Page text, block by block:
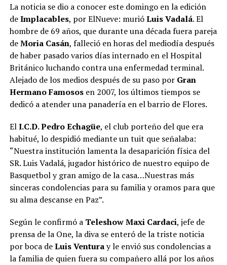
La noticia se dio a conocer este domingo en la edición
deImplacables, por ElNueve: murióLuis Vadalá. El
hombre de 69 años, que durante una década fuera pareja
deMoria Casán, falleció en horas del mediodía después
de haber pasado varios días internado en el Hospital
Británico luchando contra una enfermedad terminal.
Alejado de los medios después de su paso por Gran
Hermano Famososen 2007, los últimos tiempos se
dedicó a atender una panadería en el barrio de Flores.
ElI.C.D. Pedro Echagüe, el club porteño del que era
habitué, lo despidió mediante un tuit que señalaba:
“Nuestra institución lamenta la desaparición física del
SR. Luis Vadalá, jugador histórico de nuestro equipo de
Basquetbol y gran amigo de la casa…Nuestras más
sinceras condolencias para su familia y oramos para que
su alma descanse en Paz”.
Según le confirmó a Teleshow Maxi Cardaci, jefe de
prensa de la One, la diva se enteró de la triste noticia
por boca deLuis Venturay le envió sus condolencias a
la familia de quien fuera su compañero allá por los años